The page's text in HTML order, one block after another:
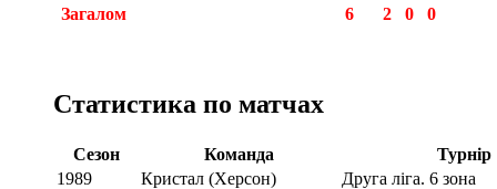
Загалом 6 2 0 0
Статистика по матчах
Сезон Команда
Турнір
1989
Кристал (Херсон)
Друга ліга. 6 зона